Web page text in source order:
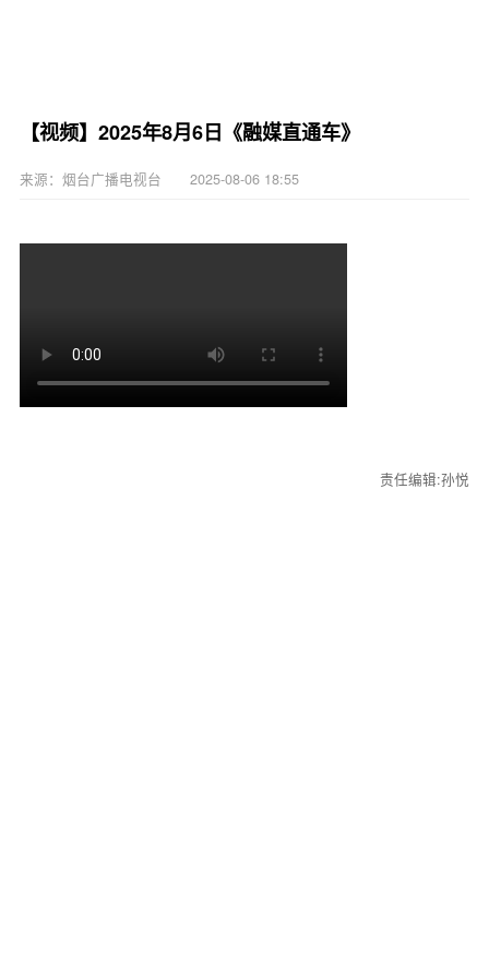
【视频】2025年8月6日《融媒直通车》
来源：烟台广播电视台 2025-08-06 18:55
责任编辑:孙悦